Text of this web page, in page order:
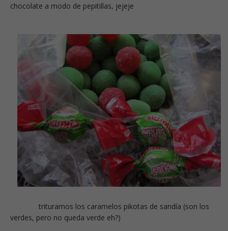
chocolate a modo de pepitillas, jejeje
trituramos los caramelos pikotas de sandía (son los
verdes, pero no queda verde eh?)